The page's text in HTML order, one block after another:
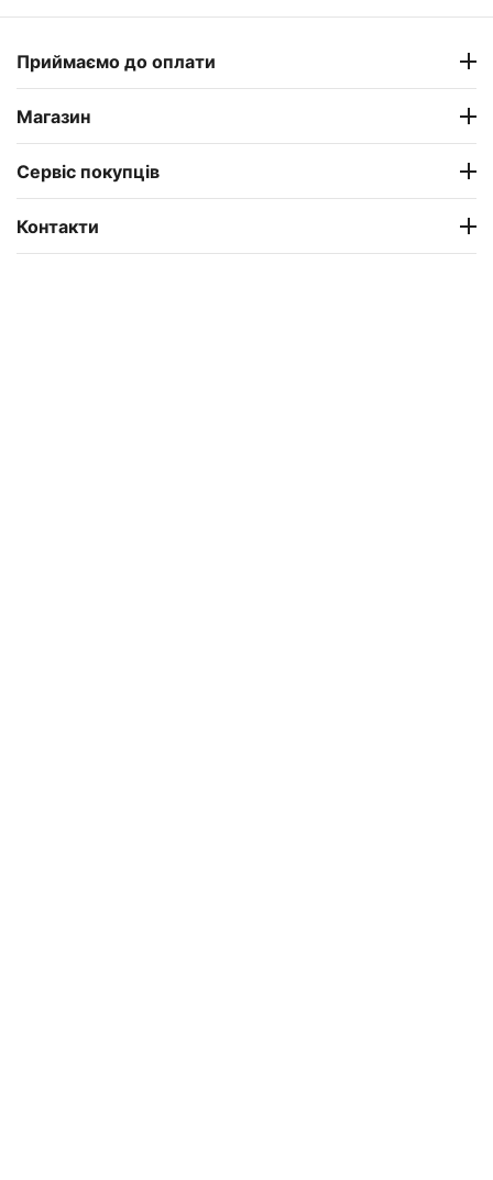
Приймаємо до оплати
Магазин
Сервіс покупців
Контакти